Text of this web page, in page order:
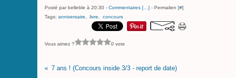
Posté par belleble à 20:30 - Commentaires [ ] - Permalien [#]
Tags: anniversaire livre concours
Vous aimez ? 0 vote
7 ans ! (Concours inside 3/3 - report de date)